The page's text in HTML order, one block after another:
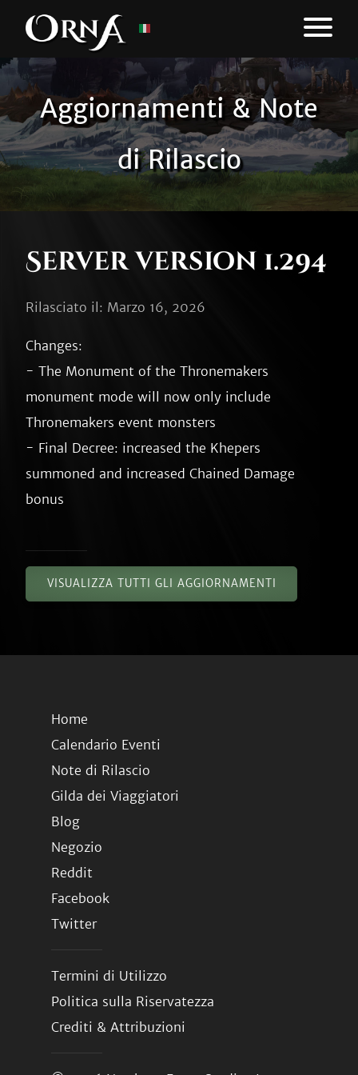
Aggiornamenti & Note
di Rilascio
Server version 1.294
Rilasciato il: Marzo 16, 2026
Changes:
- The Monument of the Thronemakers
monument mode will now only include
Thronemakers event monsters
- Final Decree: increased the Khepers
summoned and increased Chained Damage
VISUALIZZA TUTTI GLI AGGIORNAMENTI
Home
Calendario Eventi
Note di Rilascio
Gilda dei Viaggiatori
Blog
Negozio
Reddit
Facebook
Twitter
Termini di Utilizzo
Politica sulla Riservatezza
Crediti & Attribuzioni